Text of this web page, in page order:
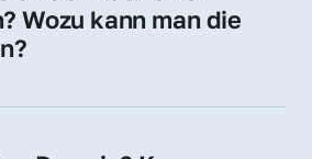
Wozu kann man die
Nutzen Sie sie